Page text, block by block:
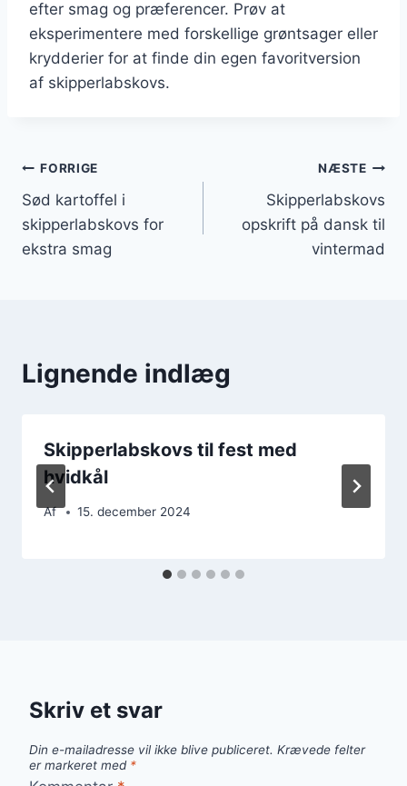
efter smag og præferencer. Prøv at
eksperimentere med forskellige grøntsager eller
krydderier for at finde din egen favoritversion
af skipperlabskovs.
Indlægsnavigation
FORRIGE
Sød kartoffel i
skipperlabskovs for
ekstra smag
NÆSTE
Skipperlabskovs
opskrift på dansk til
vintermad
Lignende indlæg
Skipperlabskovs til fest med
hvidkål
Af 15. december 2024
Skriv et svar
Din e-mailadresse vil ikke blive publiceret. Krævede felter
er markeret med *